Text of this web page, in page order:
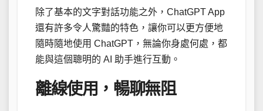
除了基本的文字對話功能之外，ChatGPT App
還有許多令人驚豔的特色，讓你可以更方便地
隨時隨地使用 ChatGPT，無論你身處何處，都
能與這個聰明的 AI 助手進行互動。
離線使用，暢聊無阻